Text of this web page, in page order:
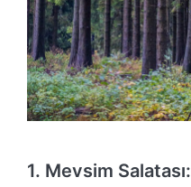
1. Mevsim Salatası: